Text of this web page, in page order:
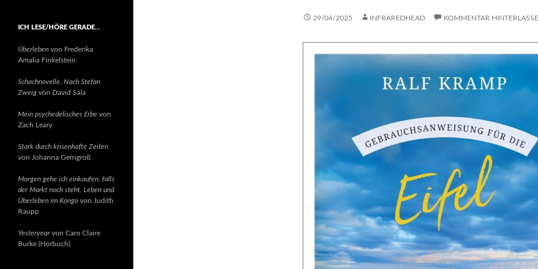
29/04/2025 INFRAREDHEAD KOMMENTAR
ICH LESE/HÖRE GERADE…
Überleben von Frederika
Amalia Finkelstein
Schachnovelle. Nach Stefan
Zweig von David Sala
Mein psychedelisches Erbe von
Zach Leary
Stark durch krisenhafte Zeiten
von Johanna Gerngroß
Morgen gehe ich einkaufen, falls
der Markt noch steht. Leben und
Überleben im Kongo von Judith
Raupp
Yesteryearvon Caro Claire
Burke (Hörbuch)